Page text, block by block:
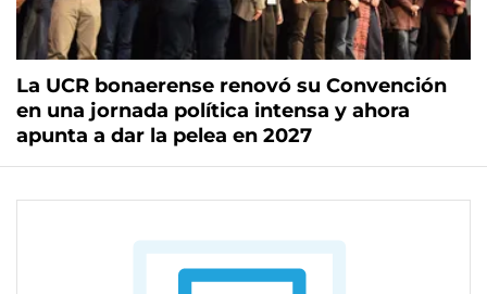
La UCR bonaerense renovó su Convención
en una jornada política intensa y ahora
apunta a dar la pelea en 2027